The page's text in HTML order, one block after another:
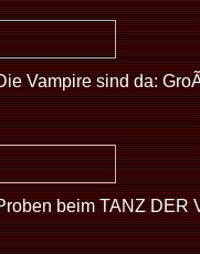
Vampire sind da:
beim TANZ DER